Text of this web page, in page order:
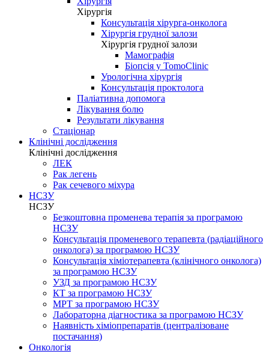
Хірургія
Консультація хірурга-онколога
Хірургія грудної залози
Хірургія грудної залози
Мамографія
Біопсія у TomoClinic
Урологічна хірургія
Консультація проктолога
Паліативна допомога
Лікування болю
Результати лікування
Стаціонар
Клінічні дослідження
Клінічні дослідження
ЛЕК
Рак легень
Рак сечевого міхура
НСЗУ
НСЗУ
Безкоштовна променева терапія за програмою
НСЗУ
Консультація променевого терапевта (радіаційного
онколога) за програмою НСЗУ
Консультація хіміотерапевта (клінічного онколога)
за програмою НСЗУ
УЗД за програмою НСЗУ
КТ за програмою НСЗУ
МРТ за програмою НСЗУ
Лабораторна діагностика за програмою НСЗУ
Наявність хіміопрепаратів (централізоване
постачання)
Онкологія